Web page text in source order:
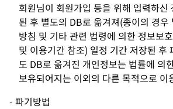
회원님이 회원가입 등을 위해 입력하신
된 후 별도의 DB로 옮겨져(종이의 경우
방침 및 기타 관련 법령에 의한 정보보
및 이용기간 참조) 일정 기간 저장된 후
도 DB로 옮겨진 개인정보는 법률에 의
보유되어지는 이외의 다른 목적으로 이
- 파기방법